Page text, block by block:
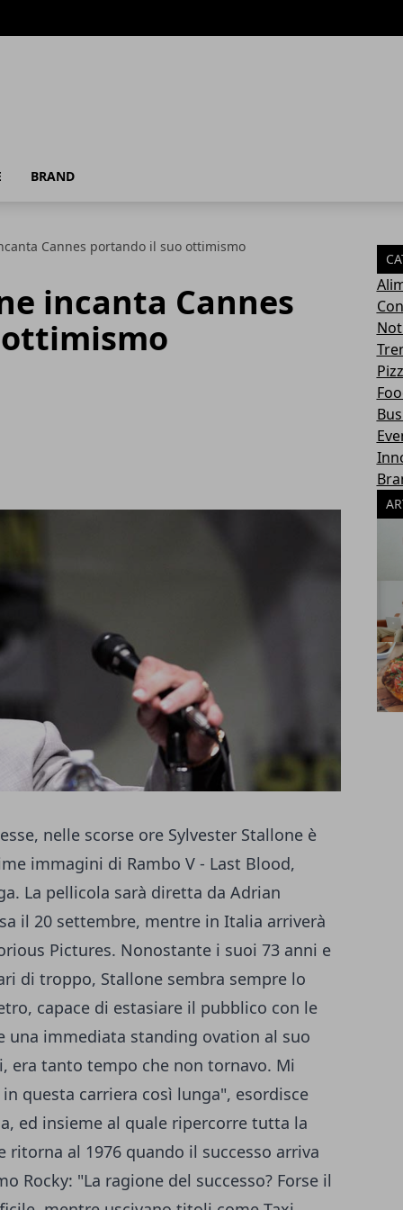
BRAND
Cannes portando il suo ottimismo
incanta Cannes
nelle scorse ore Sylvester Stallone è
immagini di Rambo V - Last Blood,
La pellicola sarà diretta da Adrian
il 20 settembre, mentre in Italia arriverà
Pictures. Nonostante i suoi 73 anni e
di troppo, Stallone sembra sempre lo
capace di estasiare il pubblico con le
una immediata standing ovation al suo
era tanto tempo che non tornavo. Mi
questa carriera così lunga", esordisce
ed insieme al quale ripercorre tutta la
ritorna al 1976 quando il successo arriva
Rocky: "La ragione del successo? Forse il